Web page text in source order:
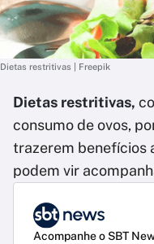
Dietas restritivas | Freepik
Dietas restritivas,
consumo de ovos,
trazerem benefícios
podem vir
Acompanhe o SBT